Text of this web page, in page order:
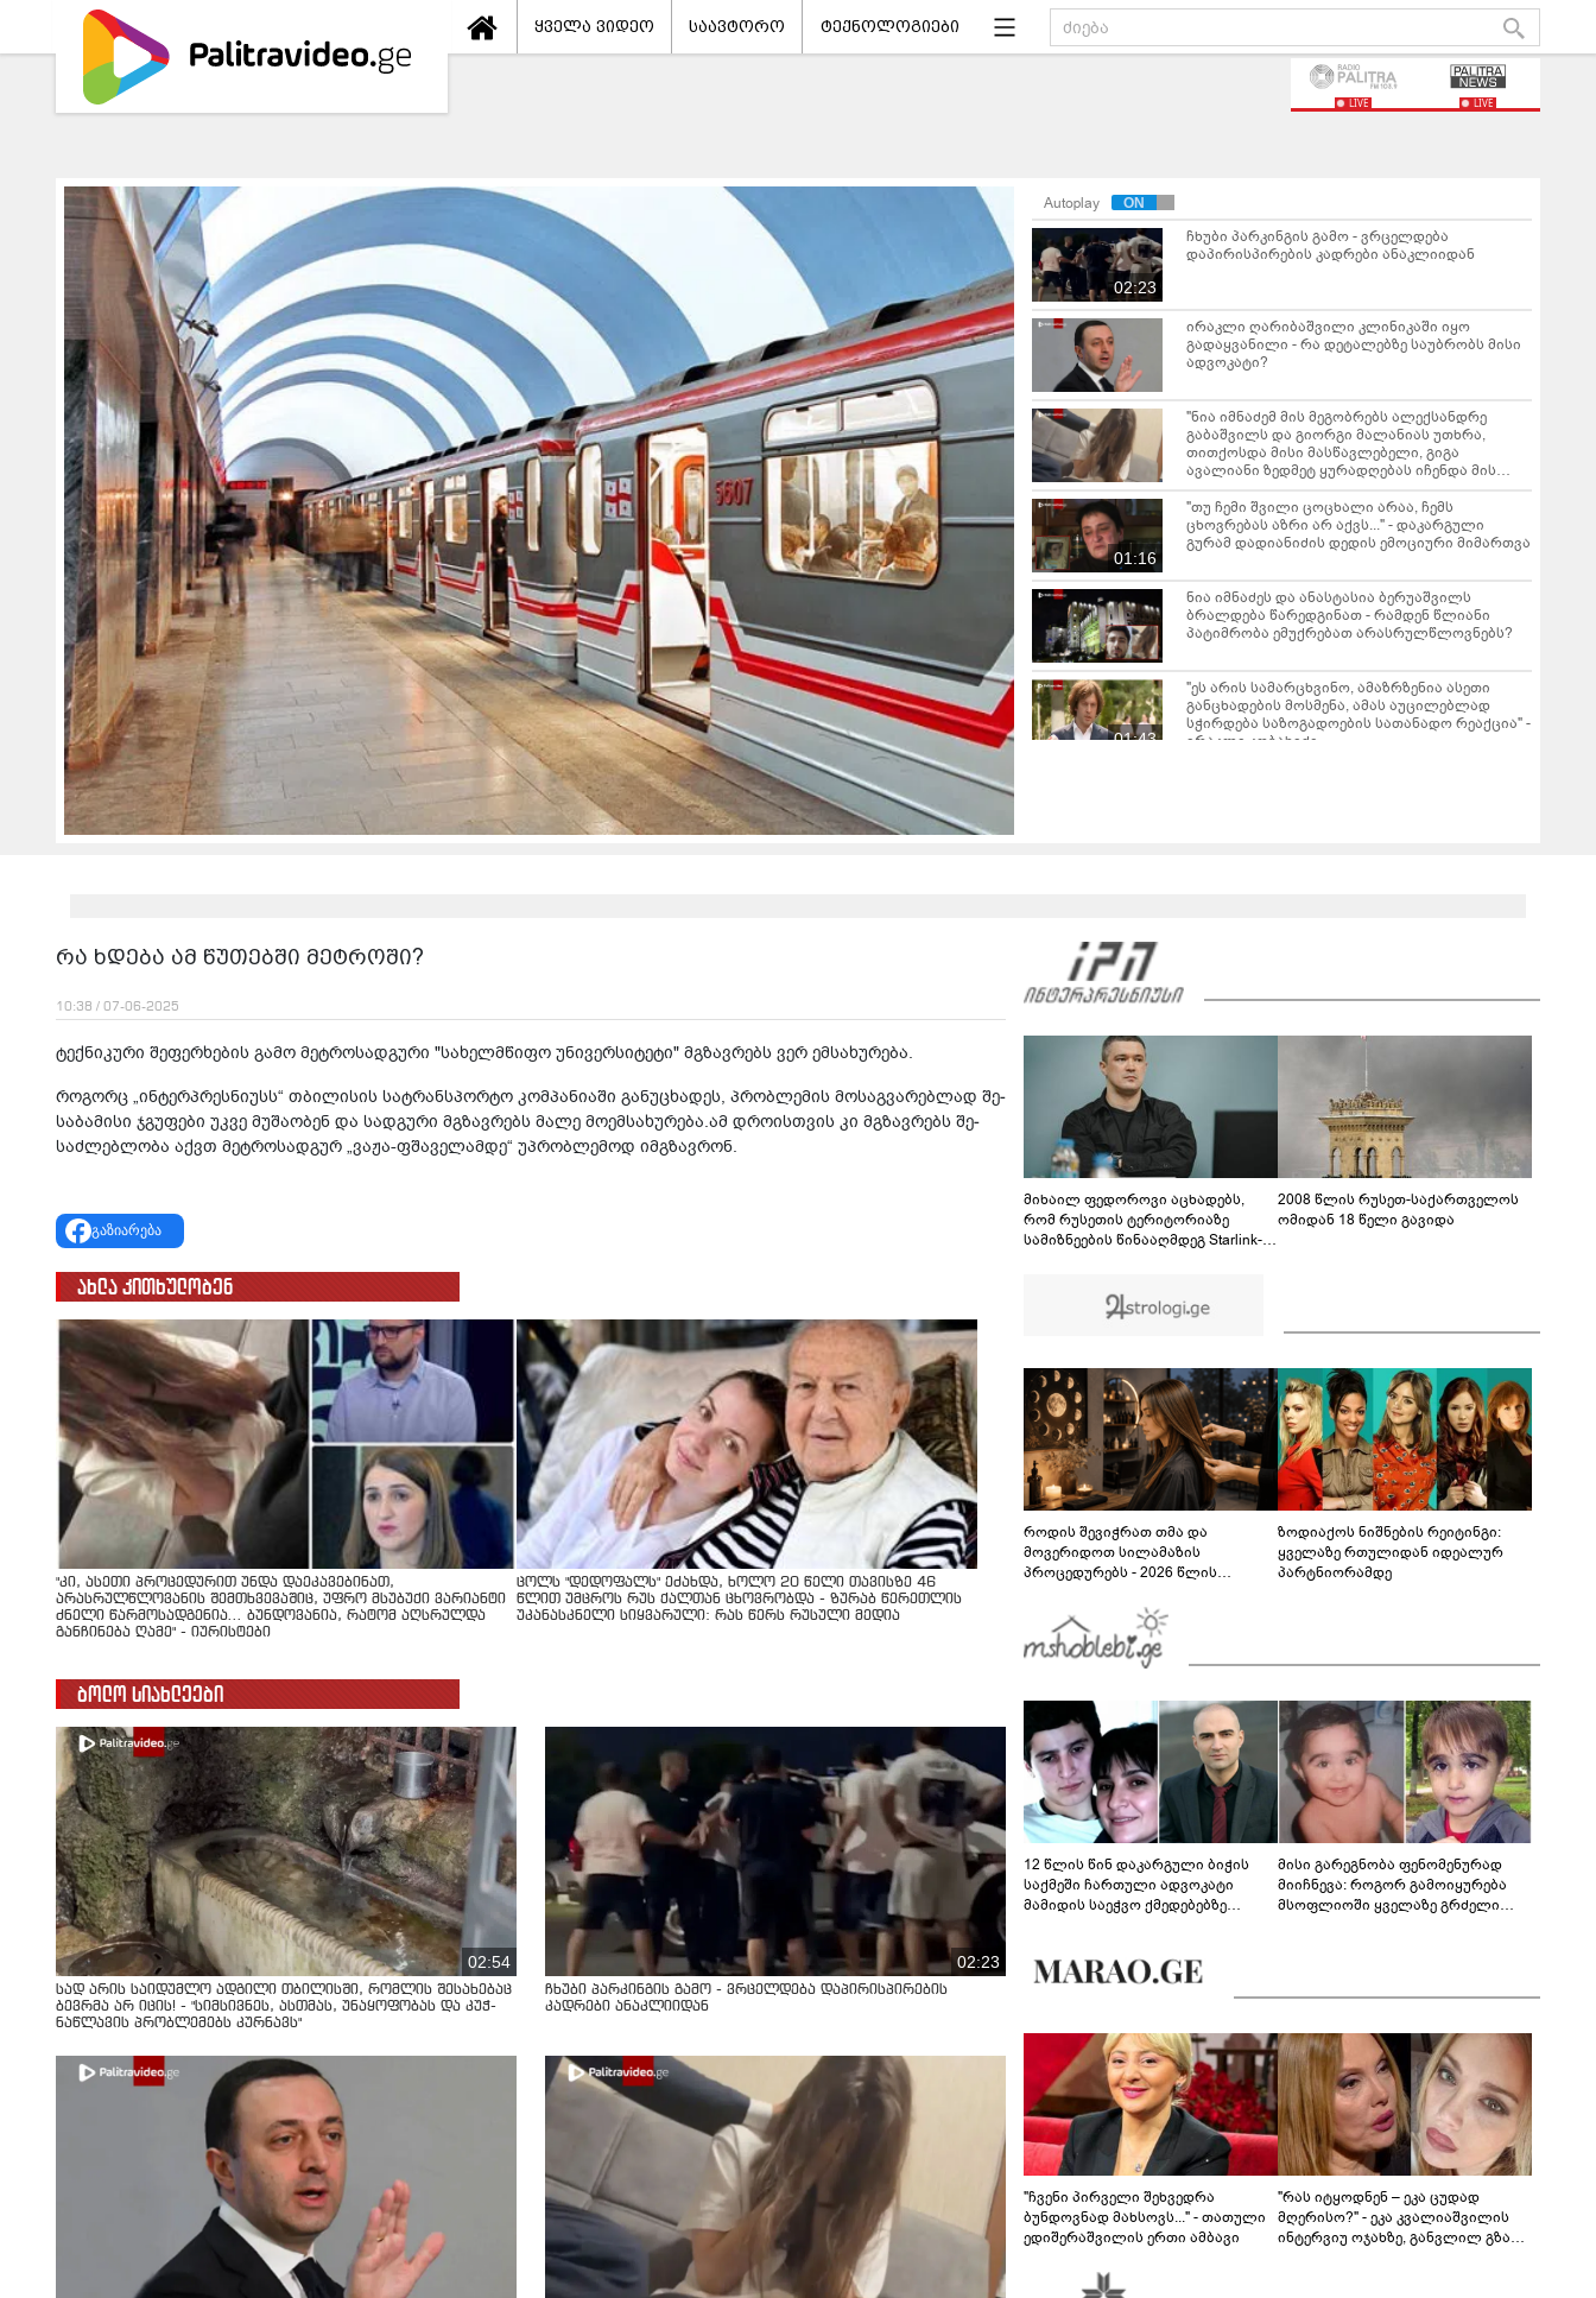
ყველა ვიდეო საავტორო ტექნოლოგიები
LIVE LIVE
Autoplay
02:23
ჩხუბი პარკინგის გამო - ვრცელდება
დაპირისპირების კადრები ანაკლიიდან
ირაკლი ღარიბაშვილი კლინიკაში იყო
გადაყვანილი - რა დეტალებზე საუბრობს მისი
ადვოკატი?
"ნია იმნაძემ მის მეგობრებს ალექსანდრე
გაბაშვილს და გიორგი მალანიას უთხრა,
თითქოსდა მისი მასწავლებელი, გიგა
ავალიანი ზედმეტ ყურადღებას იჩენდა მის
მიმართ" - რა წერია ნია იმნაძის საბრალდებო
დასკვნაში?
01:16
"თუ ჩემი შვილი ცოცხალი არაა, ჩემს
ცხოვრებას აზრი არ აქვს..." - დაკარგული
გურამ დადიანიძის დედის ემოციური მიმართვა
ნია იმნაძეს და ანასტასია ბერუაშვილს
ბრალდება წარედგინათ - რამდენ წლიანი
პატიმრობა ემუქრებათ არასრულწლოვნებს?
01:43
"ეს არის სამარცხვინო, ამაზრზენია ასეთი
განცხადების მოსმენა, ამას აუცილებლად
სჭირდება საზოგადოების სათანადო რეაქცია" -
ირაკლი კობახიძე
00:20
რა ხდება ამ წუთებში მეტროში?
10:38 / 07-06-2025
ტექ­ნი­კუ­რი შე­ფერ­ხე­ბის გამო მეტ­რო­სად­გუ­რი "სა­ხელ­მწი­ფო უნი­ვერ­სი­ტე­ტი" მგზავ­რებს ვერ ემ­სა­ხუ­რე­ბა.
რო­გორც „ინ­ტერპრეს­ნი­უსს“ თბი­ლი­სის სატ­რან­სპორ­ტო კომ­პა­ნი­ა­ში გა­ნუ­ცხა­დეს, პრობ­ლე­მის მო­საგ­ვა­რებ­ლად შე­
სა­ბა­მი­სი ჯგუ­ფე­ბი უკვე მუ­შა­ო­ბენ და სად­გუ­რი მგზავ­რებს მალე მო­ემ­სა­ხუ­რე­ბა.ამ დრო­ის­თვის კი მგზავ­რებს შე­
საძ­ლებ­ლო­ბა აქვთ მეტ­რო­სად­გურ „ვაჟა-ფშა­ვე­ლამ­დე“ უპ­რობ­ლე­მოდ იმ­გზავ­რონ.
გაზიარება
ახლა კითხულობენ
"კი, ასეთი პროცედურით უნდა დაეკავებინათ,
არასრულწლოვანის შემთხვევაშიც, უფრო მსუბუქი ვარიანტი
ძნელი წარმოსადგენია... ბუნდოვანია, რატომ აღსრულდა
განჩინება ღამე" - იურისტები
ცოლს "დედოფალს" ეძახდა, ხოლო 20 წელი თავისზე 46
წლით უმცროს რუს ქალთან ცხოვრობდა - ზურაბ წერეთლის
უკანასკნელი სიყვარული: რას წერს რუსული მედია
ბოლო სიახლეები
02:54
სად არის საიდუმლო ადგილი თბილისში, რომლის შესახებაც
ბევრმა არ იცის! - "სიმსივნეს, ასთმას, უნაყოფობას და კუჭ-
ნაწლავის პრობლემებს კურნავს"
02:23
ჩხუბი პარკინგის გამო - ვრცელდება დაპირისპირების
კადრები ანაკლიიდან
მიხაილ ფედოროვი აცხადებს,
რომ რუსეთის ტერიტორიაზე
სამიზნეების წინააღმდეგ Starlink-
2008 წლის რუსეთ-საქართველოს
ომიდან 18 წელი გავიდა
როდის შევიჭრათ თმა და
მოვერიდოთ სილამაზის
პროცედურებს - 2026 წლის
გზამკვლევი
ზოდიაქოს ნიშნების რეიტინგი:
ყველაზე რთულიდან იდეალურ
პარტნიორამდე
12 წლის წინ დაკარგული ბიჭის
საქმეში ჩართული ადვოკატი
მამიდის საეჭვო ქმედებებზე
მოწოდებაზე... წლობით
მიმდინარეობდა საქმის
მისი გარეგნობა ფენომენურად
მიიჩნევა: როგორ გამოიყურება
მსოფლიოში ყველაზე გრძელი
"ჩვენი პირველი შეხვედრა
ბუნდოვნად მახსოვს..." - თათული
ედიშერაშვილის ერთი ამბავი
"რას იტყოდნენ – ეკა ცუდად
მღერისო?" - ეკა კვალიაშვილის
ინტერვიუ ოჯახზე, განვლილ გზასა